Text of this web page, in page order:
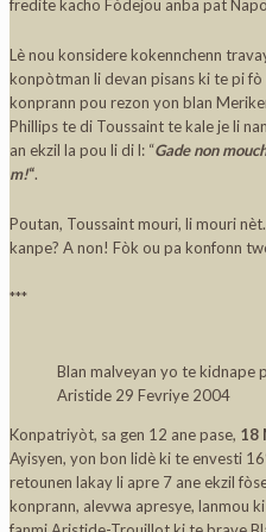
fredite kacho Fòdejou anba pat
Lè nou konsidere kokennchenn
konpòtman li devan pisans ki te pi
konprann pou rezon yon blan
Phillips te di Toussaint te kale je li
an ekzil la pou li di l: “Gade non
m!“.
Poutan, Toussaint mouri, li mouri
kanpe? A non! Fòk ou pa konfonn
***
Blan malveyan yo te kidnape
Aristide 29 Fevriye 2004
Konpatriyòt, sa gen 12 ane pase, 18
Ayisyen, yon bon lidè ki te envesti
retounen lakay li apre 7 ane ekzil
konprann, alevwa apresye, lanmou